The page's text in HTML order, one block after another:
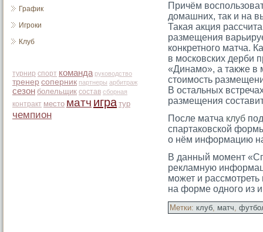
График
Игроки
Клуб
турнир спорт команда руководство
тренер соперник партнеры арбитраж
сезон болельщик состав сборная
контракт место матч игра тур
чемпион
Причём
домашних, так и на
Такая акция
размещения
конкретного матча.
в московских дерби
«Динамо», а также в
стоимость
В остальных
размещения
После матча клуб
спартаковской
о нём информацию
В данный мοмент
рекламную
мοжет и
на форме одногο из
Метки: клуб, матч,